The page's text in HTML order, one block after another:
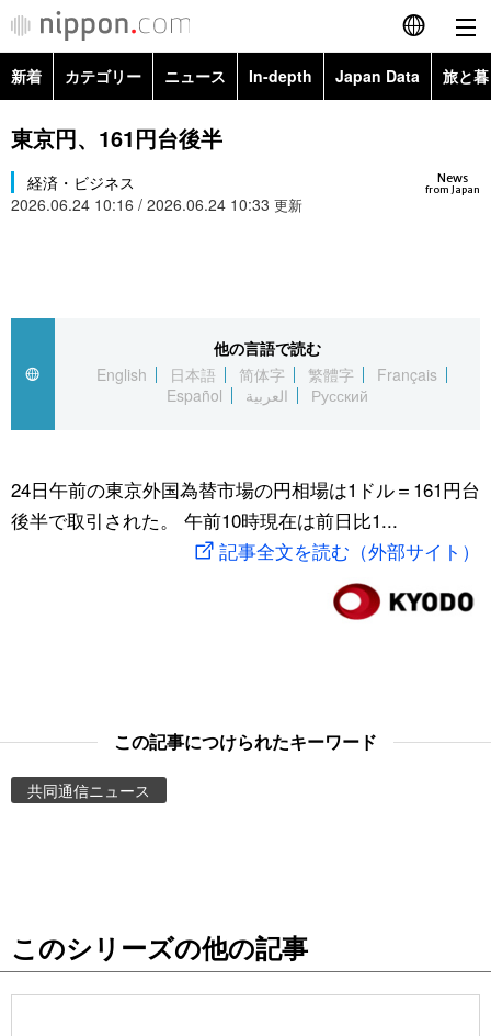
English
カテゴリー
文化
動画/Live
Images
お知らせ
新着 カテゴリー ニュース In-depth Japan Data 旅と
政治・外交
経済・ビジネス
スポーツ・東京2020
Images
東京円、161円台後半
News
from Japan
経済・ビジネス
2026.06.24 10:16 / 2026.06.24 10:33 更新
他の言語で読む
English
日本語 简体字 繁體字
Français
Español
العربية Русский
24日午前の東京外国為替市場の円相場は1ドル＝161円台
後半で取引された。 午前10時現在は前日比1...
記事全文を読む（外部サイト）
この記事につけられたキーワード
共同通信ニュース
このシリーズの他の記事